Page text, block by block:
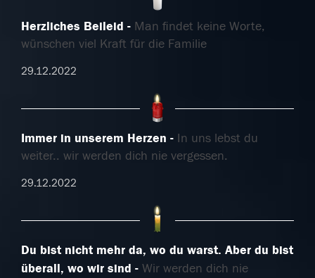
Herzliches Beileid
Man findet keine Worte,
wünschen viel Kraft für die Familie
29.12.2022
Immer in unserem Herzen
In uns lebst du
weiter.. wir werden dich nie vergessen.
29.12.2022
Du bist nicht mehr da, wo du warst. Aber du bist
überall, wo wir sind
Wir werden dich nie